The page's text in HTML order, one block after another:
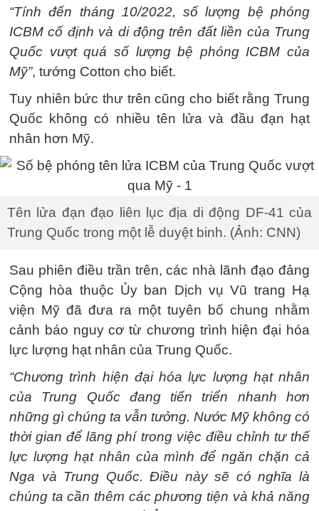
“Tính đến tháng 10/2022, số lượng bệ phóng
ICBM cố định và di động trên đất liền của Trung
Quốc vượt quá số lượng bệ phóng ICBM của
Mỹ”, tướng Cotton cho biết.
Tuy nhiên bức thư trên cũng cho biết rằng Trung
Quốc không có nhiều tên lửa và đầu đạn hạt
nhân hơn Mỹ.
Tên lửa đạn đạo liên lục địa di động DF-41 của
Trung Quốc trong một lễ duyệt binh. (Ảnh: CNN)
Sau phiên điều trần trên, các nhà lãnh đạo đảng
Cộng hòa thuộc Ủy ban Dịch vụ Vũ trang Hạ
viện Mỹ đã đưa ra một tuyên bố chung nhằm
cảnh báo nguy cơ từ chương trình hiện đại hóa
lực lượng hạt nhân của Trung Quốc.
“Chương trình hiện đại hóa lực lượng hạt nhân
của Trung Quốc đang tiến triển nhanh hơn
những gì chúng ta vẫn tưởng. Nước Mỹ không có
thời gian để lãng phí trong việc điều chỉnh tư thế
lực lượng hạt nhân của mình để ngăn chặn cả
Nga và Trung Quốc. Điều này sẽ có nghĩa là
chúng ta cần thêm các phương tiện và khả năng